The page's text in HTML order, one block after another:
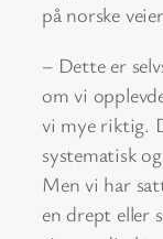
på norske
– Dette er
om vi
vi mye riktig.
systematisk
Men vi har
en drept eller